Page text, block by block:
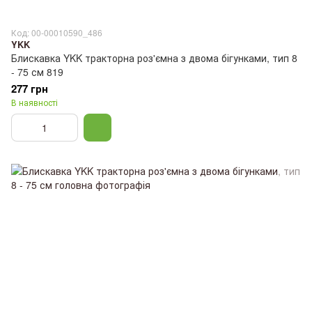
Код: 00-00010590_486
YKK
Блискавка YKK тракторна роз'ємна з двома бігунками, тип 8
- 75 см 819
277 грн
В наявності